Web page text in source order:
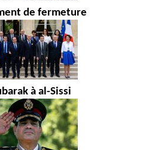
de fermeture
à al-Sissi